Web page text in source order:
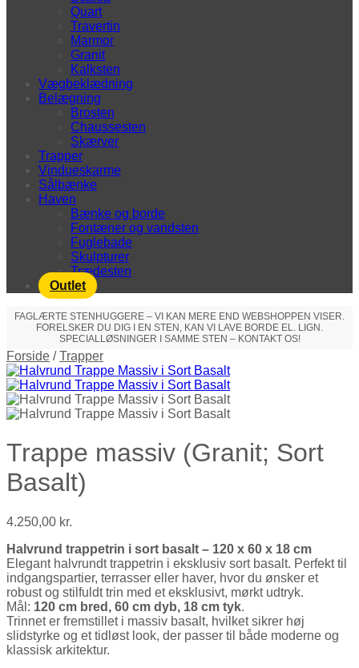
Quart
Travertin
Marmor
Granit
Kalksten
Vægbeklædning
Belægning
Brosten
Chaussesten
Skærver
Trapper
Vindueskarme
Sålbænke
Haven
Bænke og borde
Fontæner og vandsten
Fuglebade
Skulpturer
Trædesten
Outlet
FAGLÆRTE STENHUGGERE – VI KAN MERE END WEBSHOPPEN VISER.
FORELSKER DU DIG I EN STEN, KAN VI LAVE BORDE EL. LIGN.
SPECIALLØSNINGER I SAMME STEN – KONTAKT OS!
Forside / Trapper
Trappe massiv (Granit; Sort
Basalt)
4.250,00 kr.
Halvrund trappetrin i sort basalt – 120 x 60 x 18 cm
Elegant halvrundt trappetrin i eksklusiv sort basalt. Perfekt til
indgangspartier, terrasser eller haver, hvor du ønsker et
robust og stilfuldt trin med et eksklusivt, mørkt udtryk.
Mål: 120 cm bred, 60 cm dyb, 18 cm tyk.
Trinnet er fremstillet i massiv basalt, hvilket sikrer høj
slidstyrke og et tidløst look, der passer til både moderne og
klassisk arkitektur.